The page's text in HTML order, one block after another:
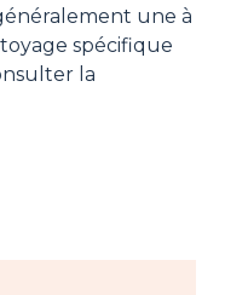
une à
spécifique
la